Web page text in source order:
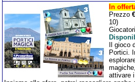
In
Prezzo
10)
Giocatori
Il gioco
Portici.
attivare